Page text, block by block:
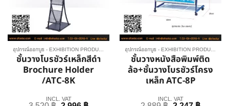
อุปกรณ์ออกบูธ - EXHIBITION PRODUCT
ชั้นวางโบรชัวร์เหล็กสีดำ
Brochure Holder
/ATC-8K
INCL. VAT
อุปกรณ์ออกบูธ - EXHIBITION PRODUCT
ชั้นวางหนังสือพิมพ์ติด
ล้อ+ชั้นวางโบรชัวร์โครง
เหล็ก ATC-8P
INCL. VAT